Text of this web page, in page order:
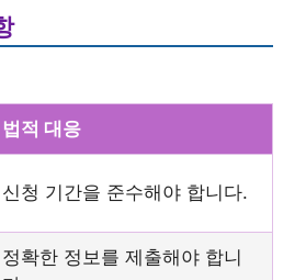
법적 대응
신청 기간을 준수해야 합니다.
정확한 정보를 제출해야 합니